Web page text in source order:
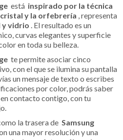
está inspirado por la técnica
y la orfebrería , representa
y vidrio . El resultado es un
curvas elegantes y superficie
en toda su belleza.
te permite asociar cinco
con el que se ilumina su pantalla
un mensaje de texto o escribes
por color, podrás saber
contacto contigo, con tu
la trasera de Samsung
una mayor resolución y una